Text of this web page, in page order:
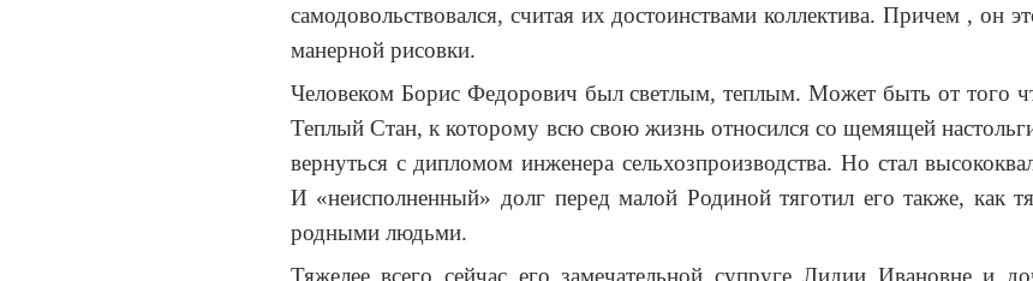
самодовольствовался, считая их достоинствами коллектива. Причем , он
манерной рисовки.
Человеком Борис Федорович был светлым, теплым. Может быть от того
Теплый Стан, к которому всю свою жизнь относился со щемящей
вернуться с дипломом инженера сельхозпроизводства. Но стал
И «неисполненный» долг перед малой Родиной тяготил его также, как
родными людьми.
Тяжелее всего сейчас его замечательной супруге Лидии Ивановне и